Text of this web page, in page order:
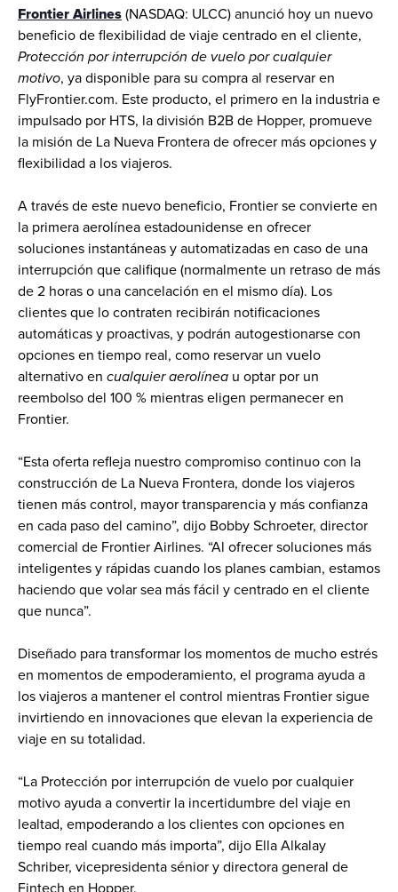
Frontier Airlines (NASDAQ: ULCC) anunció hoy un nuevo
Protección por interrupción de vuelo por cualquier
motivo, ya disponible para su compra al reservar en
FlyFrontier.com. Este producto, el primero en la industria e
impulsado por HTS, la división B2B de Hopper, promueve
la misión de La Nueva Frontera de ofrecer más opciones y
flexibilidad a los viajeros.
A través de este nuevo beneficio, Frontier se convierte en
la primera aerolínea estadounidense en ofrecer
soluciones instantáneas y automatizadas en caso de una
interrupción que califique (normalmente un retraso de más
de 2 horas o una cancelación en el mismo día). Los
clientes que lo contraten recibirán notificaciones
automáticas y proactivas, y podrán autogestionarse con
opciones en tiempo real, como reservar un vuelo
alternativo en cualquier aerolínea u optar por un
reembolso del 100 % mientras eligen permanecer en
Frontier.
“Esta oferta refleja nuestro compromiso continuo con la
construcción de La Nueva Frontera, donde los viajeros
tienen más control, mayor transparencia y más confianza
en cada paso del camino”, dijo Bobby Schroeter, director
comercial de Frontier Airlines. “Al ofrecer soluciones más
inteligentes y rápidas cuando los planes cambian, estamos
haciendo que volar sea más fácil y centrado en el cliente
que nunca”.
Diseñado para transformar los momentos de mucho estrés
en momentos de empoderamiento, el programa ayuda a
los viajeros a mantener el control mientras Frontier sigue
invirtiendo en innovaciones que elevan la experiencia de
viaje en su totalidad.
“La Protección por interrupción de vuelo por cualquier
motivo ayuda a convertir la incertidumbre del viaje en
lealtad, empoderando a los clientes con opciones en
tiempo real cuando más importa”, dijo Ella Alkalay
Schriber, vicepresidenta sénior y directora general de
Fintech en Hopper.